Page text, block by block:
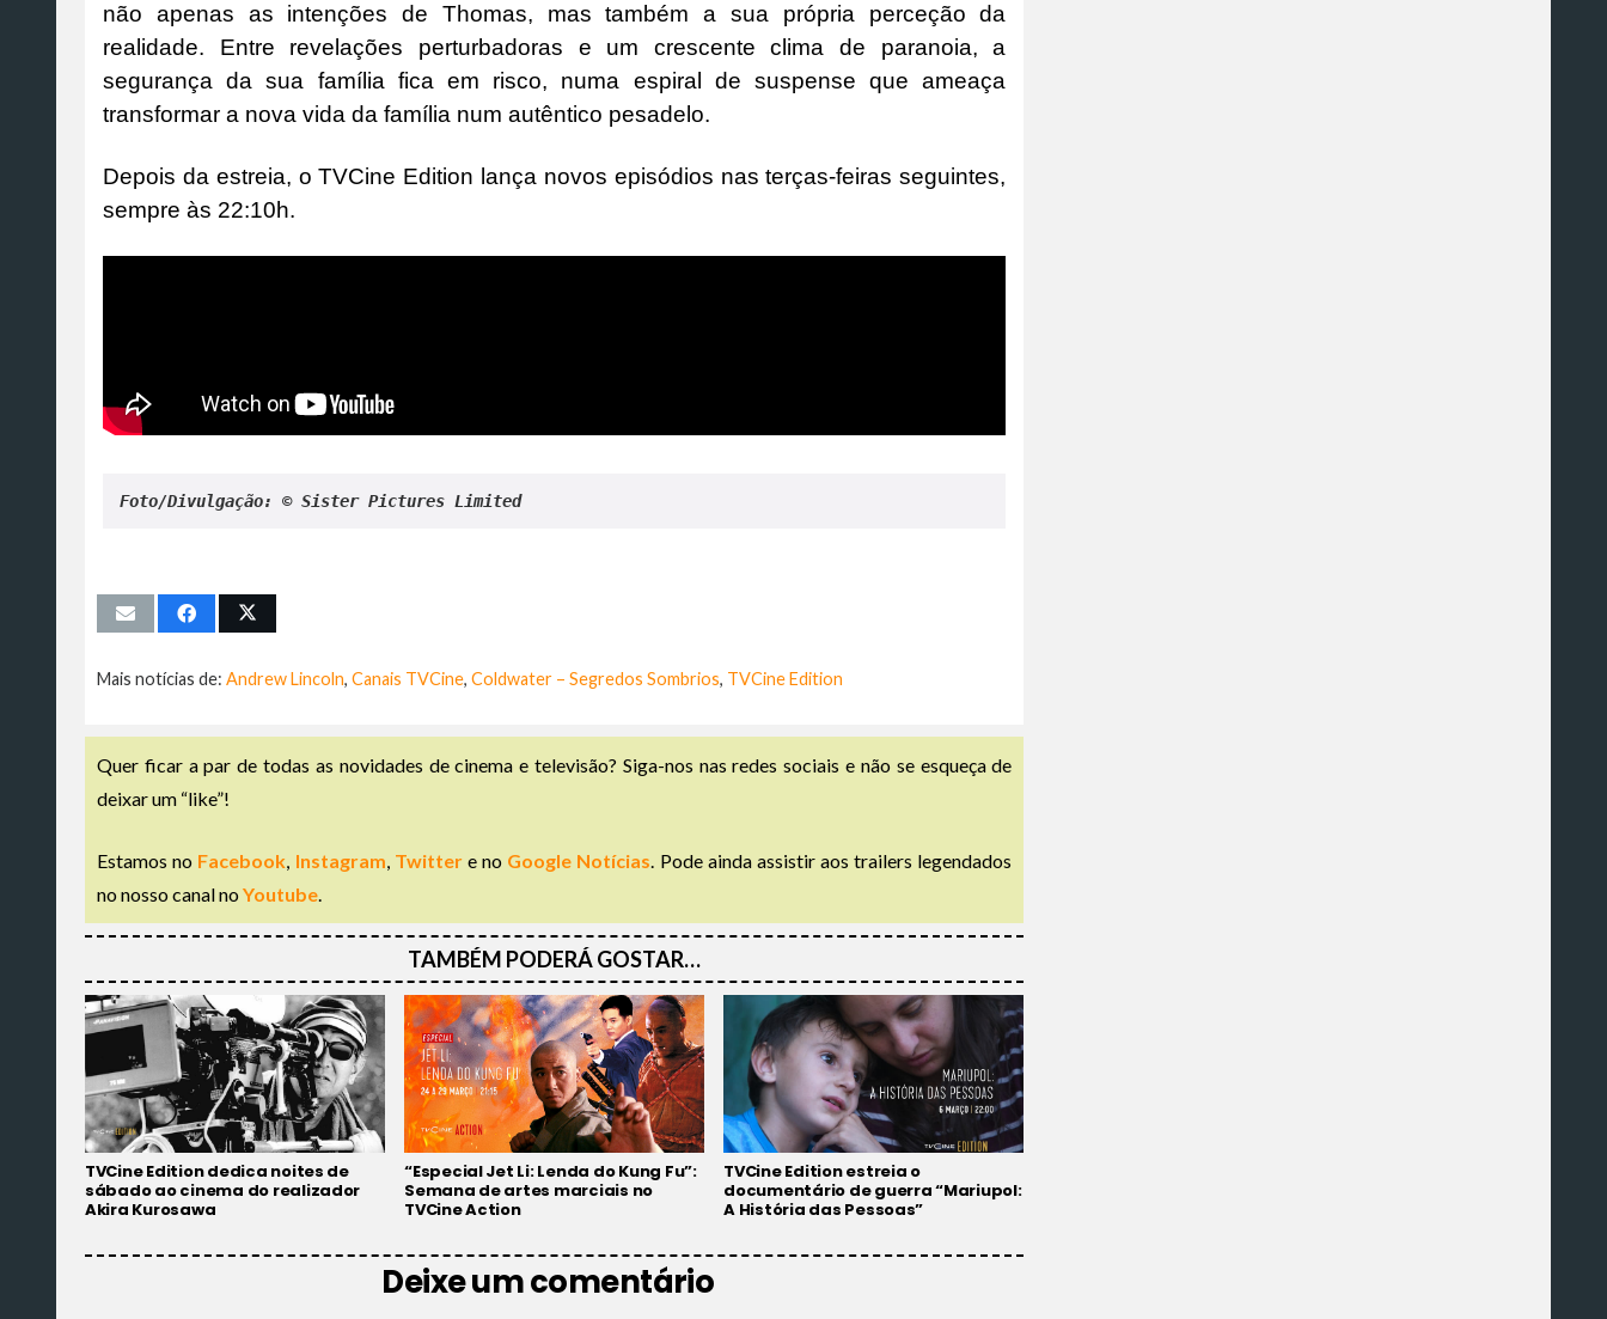
não apenas as intenções de Thomas, mas também a sua própria perceção da
realidade. Entre revelações perturbadoras e um crescente clima de paranoia, a
segurança da sua família fica em risco, numa espiral de suspense que ameaça
transformar a nova vida da família num autêntico pesadelo.
Depois da estreia, o TVCine Edition lança novos episódios nas terças-feiras seguintes,
sempre às 22:10h.
Foto/Divulgação: © Sister Pictures Limited
Mais notícias de: Andrew Lincoln, Canais TVCine, Coldwater – Segredos Sombrios, TVCine Edition
Quer ficar a par de todas as novidades de cinema e televisão? Siga-nos nas redes sociais e não se esqueça de
deixar um “like”!
Estamos no Facebook, Instagram, Twittere no Google Notícias. Pode ainda assistir aos trailers legendados
no nosso canal noYoutube.
TAMBÉM PODERÁ GOSTAR…
TVCine Edition dedica noites de
sábado ao cinema do realizador
Akira Kurosawa
“Especial Jet Li: Lenda do Kung Fu”:
Semana de artes marciais no
TVCine Action
TVCine Edition estreia o
documentário de guerra “Mariupol:
A História das Pessoas”
Deixe um comentário